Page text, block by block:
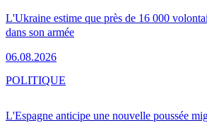
L'Ukraine estime que près de 16 000
dans son armée
06.08.2026
L'Espagne anticipe une nouvelle poussée
POLITIQUE